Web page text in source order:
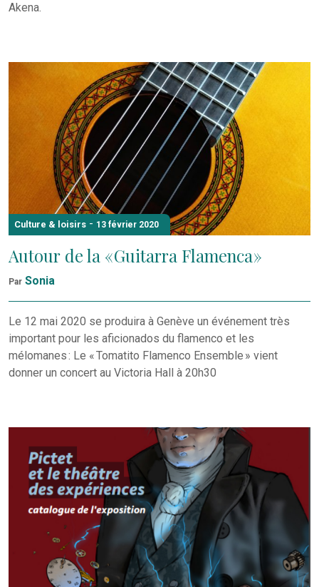
Akena.
Culture & loisirs - 13 février 2020
Autour de la « Guitarra Flamenca »
Par Sonia
Le 12 mai 2020 se produira à Genève un événement très
important pour les aficionados du flamenco et les
mélomanes : Le « Tomatito Flamenco Ensemble » vient
donner un concert au Victoria Hall à 20h30